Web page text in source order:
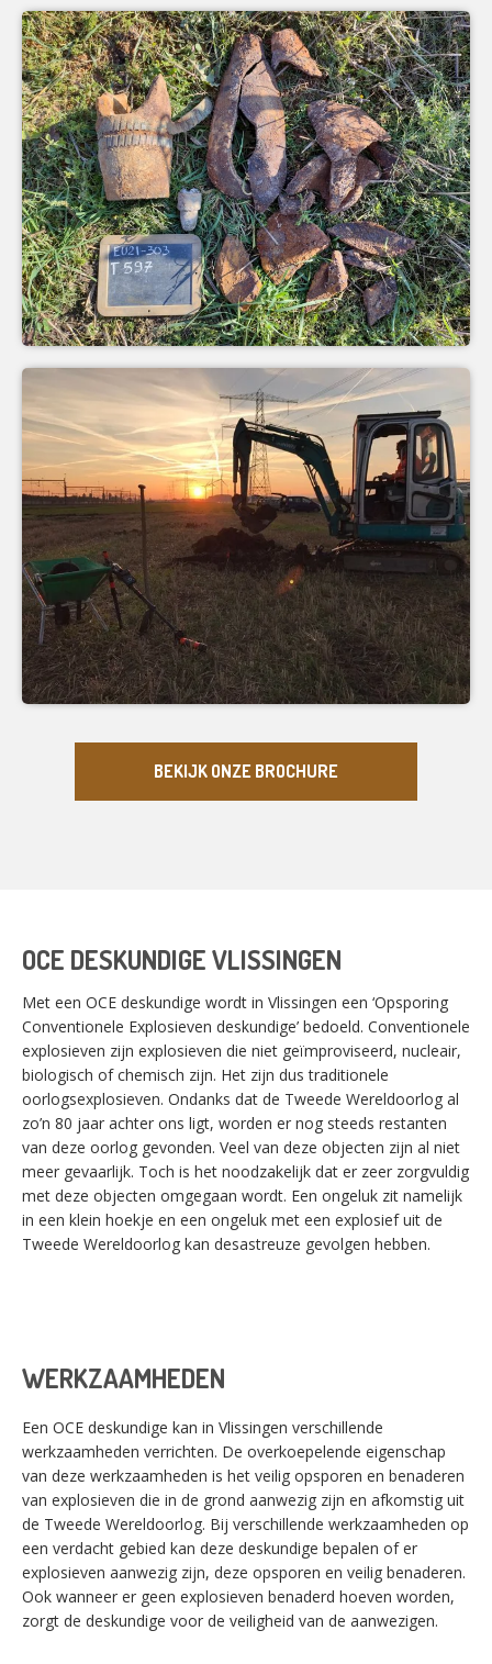
BEKIJK ONZE BROCHURE
OCE DESKUNDIGE VLISSINGEN
Met een OCE deskundige wordt in Vlissingen een ‘Opsporing
Conventionele Explosieven deskundige’ bedoeld. Conventionele
explosieven zijn explosieven die niet geïmproviseerd, nucleair,
biologisch of chemisch zijn. Het zijn dus traditionele
oorlogsexplosieven. Ondanks dat de Tweede Wereldoorlog al
zo’n 80 jaar achter ons ligt, worden er nog steeds restanten
van deze oorlog gevonden. Veel van deze objecten zijn al niet
meer gevaarlijk. Toch is het noodzakelijk dat er zeer zorgvuldig
met deze objecten omgegaan wordt. Een ongeluk zit namelijk
in een klein hoekje en een ongeluk met een explosief uit de
Tweede Wereldoorlog kan desastreuze gevolgen hebben.
WERKZAAMHEDEN
Een OCE deskundige kan in Vlissingen verschillende
werkzaamheden verrichten. De overkoepelende eigenschap
van deze werkzaamheden is het veilig opsporen en benaderen
van explosieven die in de grond aanwezig zijn en afkomstig uit
de Tweede Wereldoorlog. Bij verschillende werkzaamheden op
een verdacht gebied kan deze deskundige bepalen of er
explosieven aanwezig zijn, deze opsporen en veilig benaderen.
Ook wanneer er geen explosieven benaderd hoeven worden,
zorgt de deskundige voor de veiligheid van de aanwezigen.